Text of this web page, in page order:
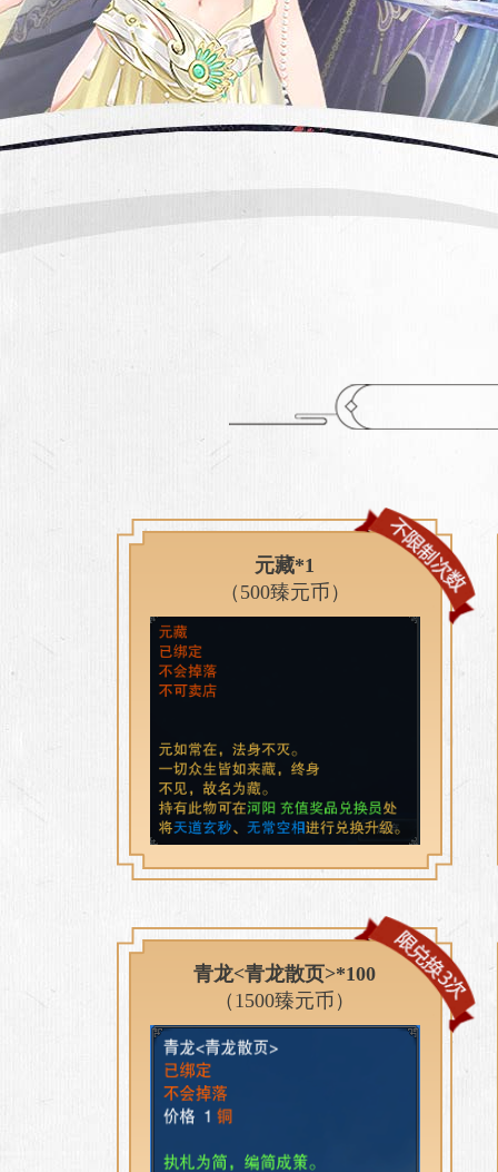
元藏*1
（500臻元币）
青龙<青龙散页>*100
（1500臻元币）